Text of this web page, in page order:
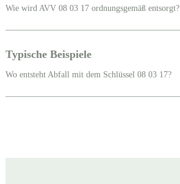
Wie wird AVV 08 03 17 ordnungsgemäß entsorgt?
Typische Beispiele
Wo entsteht Abfall mit dem Schlüssel 08 03 17?